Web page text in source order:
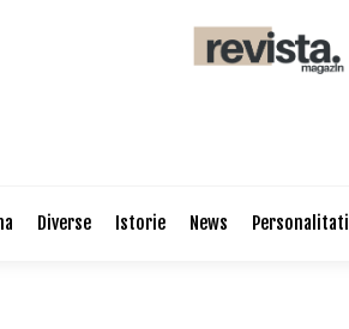
Diverse Istorie News Personalitati